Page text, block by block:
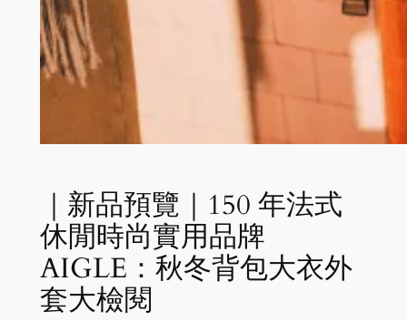
｜新品預覽｜150 年法式
休閒時尚實用品牌
AIGLE：秋冬背包大衣外
套大檢閱